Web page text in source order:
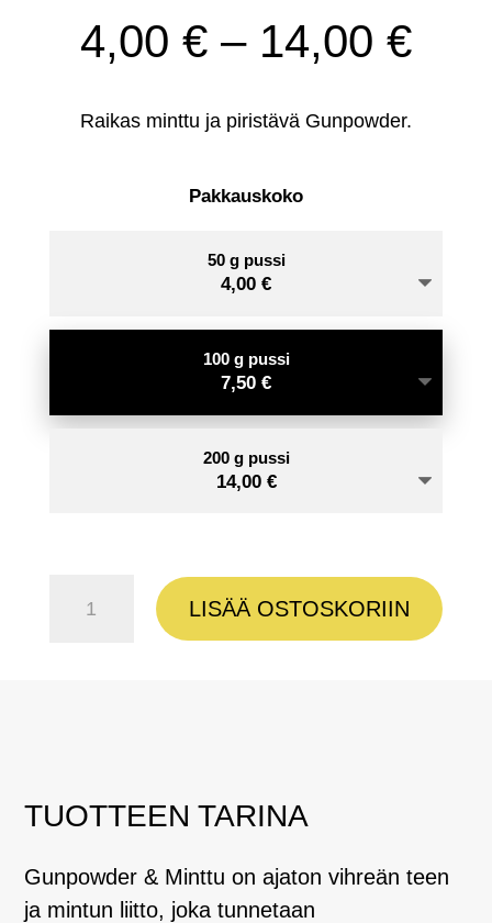
4,00 € – 14,00 €
Raikas minttu ja piristävä Gunpowder.
Pakkauskoko
50 g pussi
4,00 €
100 g pussi
7,50 €
200 g pussi
14,00 €
Gunpowder
LISÄÄ OSTOSKORIIN
TUOTTEEN TARINA
Gunpowder & Minttu on ajaton vihreän teen
ja mintun liitto, joka tunnetaan